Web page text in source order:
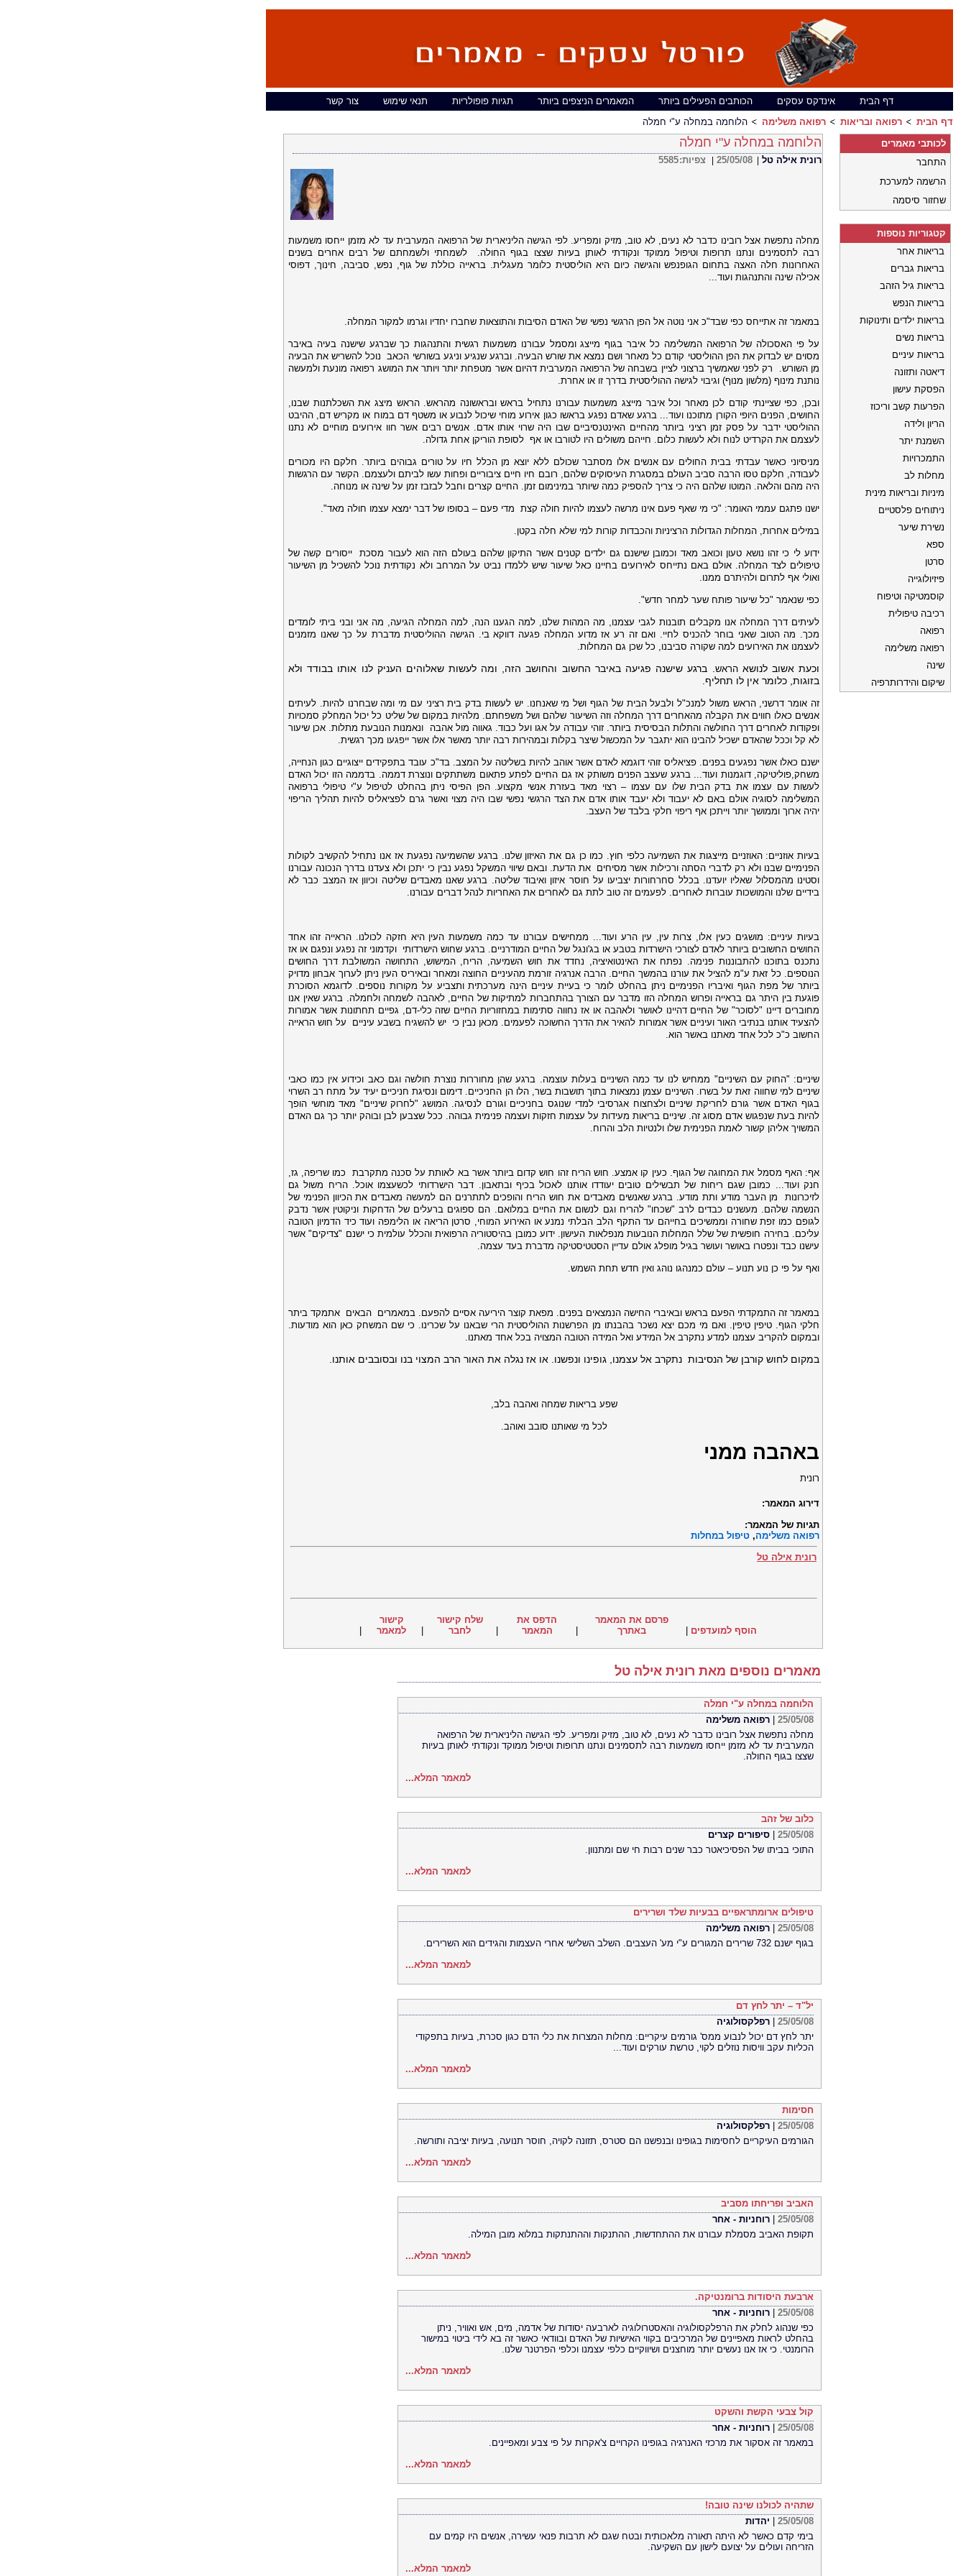
דף הבית אינדקס עסקים הכותבים הפעילים ביותר המאמרים הניצפים ביותר תגיות פופולריות תנאי שימוש
צור קשר
דף הבית
רפואה ובריאות רפואה משלימה הלוחמה במחלה ע"י חמלה
הלוחמה במחלה ע"י חמלה
רונית אילה טל 25/05/08 צפיות:5585
מחלה נתפשת אצל רובינו כדבר לא נעים, לא טוב, מזיק ומפריע. לפי הגישה הליניארית של הרפואה המערבית עד לא מזמן ייחסו משמעות
רבה לתסמינים ונתנו תרופות וטיפול ממוקד ונקודתי לאותן בעיות שצצו בגוף החולה.
לשמחתי ולשמחתם של רבים אחרים בשנים
האחרונות חלה האצה בתחום הגופנפש והגישה כיום היא הוליסטית כלומר מעגלית. בראייה כוללת של גוף, נפש, סביבה, חינוך, דפוסי
אכילה שינה והתנהגות ועוד...
במאמר זה אתייחס כפי שבד"כ אני נוטה אל הפן הרגשי נפשי של האדם הסיבות והתוצאות שחברו יחדיו וגרמו למקור המחלה.
על פי האסכולה של הרפואה המשלימה כל איבר בגוף מייצג ומסמל עבורנו משמעות רגשית והתנהגות כך שברגע שישנה בעיה באיבר
מסוים יש לבדוק את הפן ההוליסטי קודם כל מאחר ושם נמצא את שורש הבעיה. וברגע שנגיע וניגע בשורשי הכאב
נוכל להשריש את הבעיה
מן השורש.
רק לפני שאמשיך ברצוני לציין בשבחה של הרפואה המערבית דהיום אשר מטפחת יותר ויותר את המושג רפואה מונעת ולמעשה
נותנת מינוף (מלשון מנוף) וגיבוי לגישה ההוליסטית בדרך זו או אחרת.
ובכן, כפי שציינתי קודם לכן מאחר וכל איבר מייצג משמעות עבורנו נתחיל בראש ובראשונה מהראש. הראש מיצג את השכלתנות שבנו,
החושים, הפנים היופי הקורן מתוכנו ועוד... ברגע שאדם נפגע בראשו כגון אירוע מוחי שיכול לנבוע או משטף דם במוח או מקריש דם, ההיבט
ההוליסטי ידבר על פסק זמן רציני ביותר מהחיים האינטנסיביים שבו היה שרוי אותו אדם. אנשים רבים אשר חוו אירועים מוחיים לא נתנו
לעצמם את הקרדיט לנוח ולא לעשות כלום. חייהם משולים היו לטורבו או אף לסופת הוריקן אחת גדולה.
מניסיוני כאשר עבדתי בבית החולים עם אנשים אלו מסתבר שכולם ללא יוצא מן הכלל חיו על טורים גבוהים ביותר. חלקם היו מכורים
לעבודה, חלקם טסו הרבה סביב העולם במסגרת העיסוקים שלהם, רובם חיו חיים ציבוריים ופחות עשו לביתם ולעצמם. הקשר עם הרגשות
היה מהם והלאה. המוטו שלהם היה כי צריך להספיק כמה שיותר במינימום זמן. החיים קצרים וחבל לבזבז זמן על שינה או מנוחה.
ישנו פתגם עממי האומר: "כי מי שאף פעם אינו מרשה לעצמו להיות חולה קצת מדי פעם – בסופו של דבר ימצא עצמו חולה מאד".
במילים אחרות, המחלות הגדולות הרציניות והכבדות קורות למי שלא חלה בקטן.
ידוע לי כי זהו נושא טעון וכואב מאד וכמובן שישנם גם ילדים קטנים אשר התיקון שלהם בעולם הזה הוא לעבור מסכת
ייסורים קשה של
טיפולים לצד המחלה. אולם באם נתייחס לאירועים בחיינו כאל שיעור שיש ללמדו נביט על המרחב ולא נקודתית נוכל להשכיל מן השיעור
ואולי אף לתרום ולהיתרם ממנו.
כפי שנאמר "כל שיעור פותח שער למחר חדש".
לעיתים דרך המחלה אנו מקבלים תובנות לגבי עצמנו, מה המהות שלנו, למה הגענו הנה, למה המחלה הגיעה, מה אני ובני ביתי לומדים
מכך. מה הטוב שאני בוחר להכניס לחיי. ואם זה רע אז מדוע המחלה פגעה דווקא בי. הגישה ההוליסטית מדברת על כך שאנו מזמנים
לעצמנו את האירועים למה שקורה סביבנו, כל שכן גם המחלות.
וכעת אשוב לנושאהראש . ברגע שישנה פגיעה באיבר החשוב והחושב הזה, ומה לעשות שאלוהים העניק לנו אותו בבודד ולא
בזוגות, כלומר אין לו תחליף.
זה אומר דרשני, הראש משול למנכ"ל ולבעל הבית של הגוף ושל מי שאנחנו. יש לעשות בדק בית רציני עם מי ומה שבחרנו להיות. לעיתים
אנשים כאלו חווים את הקבלה מהאחרים דרך המחלה וזה השיעור שלהם ושל משפחתם. מלהיות במקום של שליט כל יכול המחלק סמכויות
ופקודות לאחרים דרך החולשה והתלות הבסיסית ביותר. זוהי עבודה על אגו ועל כבוד. גאווה מול אהבה
ונאמנות הנובעת מתלות. אכן שיעור
לא קל וככל שהאדם ישכיל להבינו הוא יתגבר על המכשול שיצר בקלות ובמהירות רבה יותר מאשר אלו אשר ייפגעו מכך רגשית.
ישנם כאלו אשר נפגעים בפנים. פציאליס זוהי דוגמא לאדם אשר אוהב להיות בשליטה על המצב. בד"כ עובד בתפקידים ייצוגיים כגון הנחייה,
משחק,פוליטיקה, דוגמנות ועוד... ברגע שעצב הפנים משותק אז גם החיים לפתע פתאום משתתקים ונוצרת דממה. בדממה הזו יכול האדם
לעשות עם עצמו את בדק הבית שלו עם עצמו – רצוי מאד בעזרת אנשי מקצוע. הפן הפיסי ניתן בהחלט לטיפול ע"י טיפולי ברפואה
המשלימה לסוגיה אולם באם לא יעבוד ולא יעבד אותו אדם את הצד הרגשי נפשי שבו היה מצוי ואשר גרם לפציאליס להיות תהליך הריפוי
יהיה ארוך וממושך יותר וייתכן אף ריפוי חלקי בלבד של העצב.
בעיות אוזניים: האוזניים מייצגות את השמיעה כלפי חוץ. כמו כן גם את האיזון שלנו. ברגע שהשמיעה נפגעת אז אנו נתחיל להקשיב לקולות
הפנימיים שבנו ולא רק לדברי הסתה ורכילות אשר מסיחים את הדעת. ובאם שיווי המשקל נפגע נבין כי יתכן ולא צעדנו בדרך הנכונה עבורנו
וסטינו מהמסלול שאליו יועדנו. בכלל סחרחורות יצביעו על חוסר איזון ואיבוד שליטה. ברגע שאנו מאבדים שליטה וכיוון אז המצב כבר לא
בידיים שלנו והמושכות עוברות לאחרים. לפעמים זה טוב לתת גם לאחרים את האחריות לנהל דברים עבורנו.
בעיות עיניים: מושגים כעין אלו, צרות עין, עין הרע ועוד... ממחישים עבורנו עד כמה משמעות העין היא חזקה לכולנו. הראייה זהו אחד
החושים החשובים ביותר לאדם לצורכי הישרדות בטבע או בג'ונגל של החיים המודרניים. ברגע שחוש הישרדותי וקדמוני זה נפגע ונפגם או אז
נתכנס בתוכנו להתבוננות פנימה. נפתח את האינטואיציה, נחדד את חוש השמיעה, הריח, המישוש, התחושה המשולבת דרך החושים
הנוספים. כל זאת ע"מ להציל את עורנו בהמשך החיים. הרבה אנרגיה זורמת מהעיניים החוצה ומאחר ובאיריס העין ניתן לערוך אבחון מדויק
ביותר של מפת הגוף ואיבריו הפנימיים ניתן בהחלט לומר כי בעיית עיניים הינה מערכתית ותצביע על מקורות נוספים. לדוגמא הסוכרת
פוגעת בין היתר גם בראייה ופרוש המחלה הזו מדבר עם הצורך בהתחברות למתיקות של החיים, לאהבה לשמחה ולחמלה. ברגע שאין אנו
מחוברים דיינו "לסוכר" של החיים דהיינו לאושר ולאהבה או אז נחווה סתימות במחזוריות החיים שזה כלי-דם, גפיים תחתונות אשר אמורות
להצעיד אותנו בנתיבי האור ועיניים אשר אמורות להאיר את הדרך החשוכה לפעמים. מכאן נבין כי
יש להשגיח בשבע עיניים
על חוש הראייה
החשוב כ"כ לכל אחד מאתנו באשר הוא.
שיניים: "החוק עם השיניים" ממחיש לנו עד כמה השיניים בעלות עוצמה. ברגע שהן מחוררות נוצרת חולשה וגם כאב וכידוע אין כמו כאבי
שיניים למי שחווה זאת על בשרו. השיניים עצמן נמצאות בתוך תושבות בשר, הלו הן החניכיים. דימום ונסיגת חניכיים יעיד על מתח רב השרוי
בגוף האדם אשר גורם לחריקת שיניים ולצחצוח אגרסיבי למדי שנוגס בחניכיים וגורם לנסיגה. המושג "לחרוק שיניים" מאד מוחשי הופך
להיות בעת שנפגוש אדם מסוג זה. שיניים בריאות מעידות על עצמות חזקות ועצמה פנימית גבוהה. ככל שצבען לבן ובוהק יותר כך גם האדם
המשויך אליהן קשור לאמת הפנימית שלו ולנטיות הלב והרוח.
אף: האף מסמל את המחוגה של הגוף. כעין קו אמצע. חוש הריח זהו חוש קדום ביותר אשר בא לאותת על סכנה מתקרבת
כמו שריפה, גז,
חנק ועוד... כמובן שגם ריחות של תבשילים טובים יעודדו אותנו לאכול בכיף ובתאבון. דבר הישרדותי לכשעצמו אוכל. הריח משול גם
לזיכרונות
מן העבר מודע ותת מודע. ברגע שאנשים מאבדים את חוש הריח והופכים לתתרנים הם למעשה מאבדים את הכיוון הפנימי של
הנשמה שלהם. מעשנים כבדים לרב "שכחו" להריח וגם לנשום את החיים במלואם. הם ספוגים ברעלים של הדחקות וניקוטין אשר נדבק
לגופם כמו זפת שחורה וממשיכים בחייהם עד התקף הלב הבלתי נמנע או האירוע המוחי, סרטן הריאה או הלימפה ועוד כיד הדמיון הטובה
עליכם. בחירה חופשית של שלל המחלות הנובעות מנפלאות העישון. ידוע כמובן בהיסטוריה הרפואית והכלל עולמית כי ישנם "צדיקים" אשר
עישנו כבד ונפטרו באושר ועושר בגיל מופלג אולם עדיין הסטטיסטיקה מדברת בעד עצמה.
ואף על פי כן נוע תנוע – עולם כמנהגו נוהג ואין חדש תחת השמש.
במאמר זה התמקדתי הפעם בראש ובאיברי החישה הנמצאים בפנים. מפאת קוצר היריעה אסיים להפעם. במאמרים הבאים אתמקד ביתר
חלקי הגוף. טיפין טיפין. ואם מי מכם יצא נשכר בהבנתו מן הפרשנות ההוליסטית הרי שבאנו על שכרינו. כי שם המשחק כאן הוא מודעות.
ובמקום להקריב עצמנו למדע נתקרב אל המידע ואל המידה הטובה המצויה בכל אחד מאתנו.
במקום לחוש קורבן של הנסיבות נתקרב אל עצמנו, גופינו ונפשנו. או אז נגלה את האור הרב המצוי בנו ובסובבים אותנו.
שפע בריאות שמחה ואהבה בלב,
לכל מי שאותנו סובב ואוהב.
באהבה ממני
רונית
דירוג המאמר:
תגיות של המאמר:
רפואה משלימה, טיפול במחלות
רונית אילה טל
הוסף למועדפים
פרסם את המאמר
באתרך
הדפס את
המאמר
שלח קישור
לחבר
קישור
למאמר
מאמרים נוספים מאת רונית אילה טל
הלוחמה במחלה ע"י חמלה
25/05/08
רפואה משלימה
מחלה נתפשת אצל רובינו כדבר לא נעים, לא טוב, מזיק ומפריע. לפי הגישה הליניארית של הרפואה
המערבית עד לא מזמן ייחסו משמעות רבה לתסמינים ונתנו תרופות וטיפול ממוקד ונקודתי לאותן בעיות
שצצו בגוף החולה.
למאמר המלא...
כלוב של זהב
25/05/08
סיפורים קצרים
התוכי בביתו של הפסיכיאטר כבר שנים רבות חי שם ומתנוון.
למאמר המלא...
טיפולים ארומתראפיים בבעיות שלד ושרירים
25/05/08
רפואה משלימה
בגוף ישנם 732 שרירים המגורים ע"י מע' העצבים. השלב השלישי אחרי העצמות והגידים הוא השרירים.
למאמר המלא...
יל"ד – יתר לחץ דם
25/05/08
רפלקסולוגיה
יתר לחץ דם יכול לנבוע ממס' גורמים עיקריים: מחלות המצרות את כלי הדם כגון סכרת, בעיות בתפקודי
הכליות עקב וויסות נוזלים לקוי, טרשת עורקים ועוד...
למאמר המלא...
חסימות
25/05/08
רפלקסולוגיה
הגורמים העיקריים לחסימות בגופינו ובנפשנו הם סטרס, תזונה לקויה, חוסר תנועה, בעיות יציבה ותורשה.
למאמר המלא...
האביב ופריחתו מסביב
25/05/08
רוחניות - אחר
תקופת האביב מסמלת עבורנו את ההתחדשות, ההתנקות וההתנתקות במלוא מובן המילה.
למאמר המלא...
ארבעת היסודות ברומנטיקה.
25/05/08
רוחניות - אחר
כפי שנהוג לחלק את הרפלקסולוגיה והאסטרולוגיה לארבעה יסודות של אדמה, מים, אש ואוויר, ניתן
בהחלט לראות מאפיינים של המרכיבים בקווי האישיות של האדם ובוודאי כאשר זה בא לידי ביטוי במישור
הרומנטי. כי אז אנו נעשים יותר מוחצנים ושיווקיים כלפי עצמנו וכלפי הפרטנר שלנו.
למאמר המלא...
קול צבעי הקשת והשקט
25/05/08
רוחניות - אחר
במאמר זה אסקור את מרכזי האנרגיה בגופינו הקרויים צ'אקרות על פי צבע ומאפיינים.
למאמר המלא...
שתהיה לכולנו שינה טובה!
25/05/08
יהדות
בימי קדם כאשר לא היתה תאורה מלאכותית ובטח שגם לא תרבות פנאי עשירה, אנשים היו קמים עם
הזריחה ועולים על יצועם לישון עם השקיעה.
למאמר המלא...
לכותבי מאמרים
התחבר
הרשמה למערכת
שחזור סיסמה
קטגוריות נוספות
בריאות אחר
בריאות גברים
בריאות גיל הזהב
בריאות הנפש
בריאות ילדים ותינוקות
בריאות נשים
בריאות עיניים
דיאטה ותזונה
הפסקת עישון
הפרעות קשב וריכוז
הריון ולידה
השמנת יתר
התמכרויות
מחלות לב
מיניות ובריאות מינית
ניתוחים פלסטיים
נשירת שיער
ספא
סרטן
פיזיולוגייה
קוסמטיקה וטיפוח
רכיבה טיפולית
רפואה
רפואה משלימה
שינה
שיקום והידרותרפיה